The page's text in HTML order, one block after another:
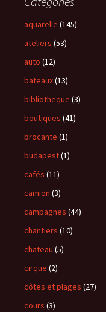
aquarelle (145)
ateliers (53)
auto (12)
bateaux(13)
bibliotheque (3)
boutiques (41)
brocante (1)
budapest(1)
cafés (11)
camion (3)
campagnes (44)
chantiers (10)
chateau (5)
cirque (2)
côtes et plages (27)
cours (3)